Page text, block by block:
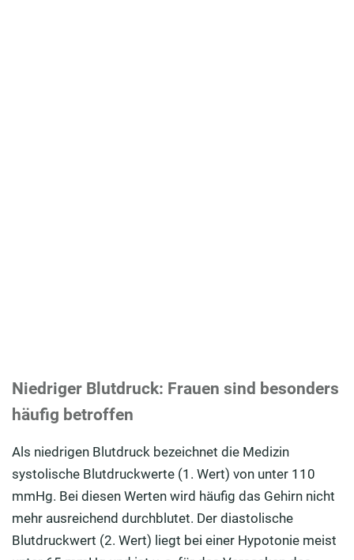
Niedriger Blutdruck: Frauen sind besonders
häufig betroffen
Als niedrigen Blutdruck bezeichnet die Medizin
systolische Blutdruckwerte (1. Wert) von unter 110
mmHg. Bei diesen Werten wird häufig das Gehirn nicht
mehr ausreichend durchblutet. Der diastolische
Blutdruckwert (2. Wert) liegt bei einer Hypotonie meist